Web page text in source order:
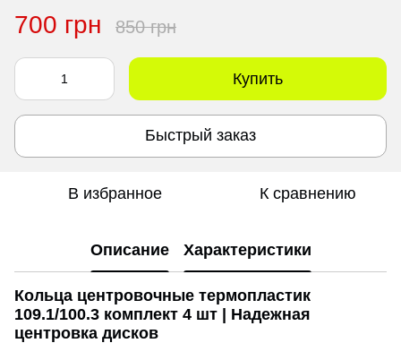
700 грн 850 грн
Купить
Быстрый заказ
В избранное К сравнению
Описание Характеристики
Кольца центровочные термопластик
109.1/100.3 комплект 4 шт | Надежная
центровка дисков